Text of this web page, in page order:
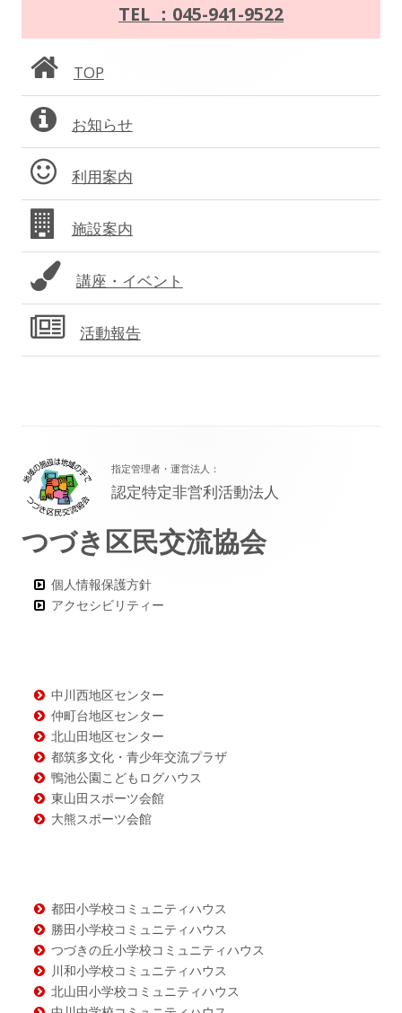
シ
ョ
ン
ン
サ
イ
ド
バ
ー
TEL ：045-941-9522
TOP
お知らせ
利用案内
施設案内
講座・イベント
活動報告
ッ
タ
ー・
ン
ツ
指定管理者・運営法人：
認定特定非営利活動法人
つづき区民交流協会
個人情報保護方針
アクセシビリティー
中川西地区センター
仲町台地区センター
北山田地区センター
都筑多文化・青少年交流プラザ
鴨池公園こどもログハウス
東山田スポーツ会館
大熊スポーツ会館
都田小学校コミュニティハウス
勝田小学校コミュニティハウス
つづきの丘小学校コミュニティハウス
川和小学校コミュニティハウス
北山田小学校コミュニティハウス